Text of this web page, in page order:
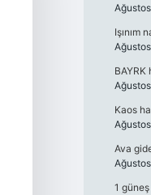
Işınım
BAYRK
Kaos
Ava
1